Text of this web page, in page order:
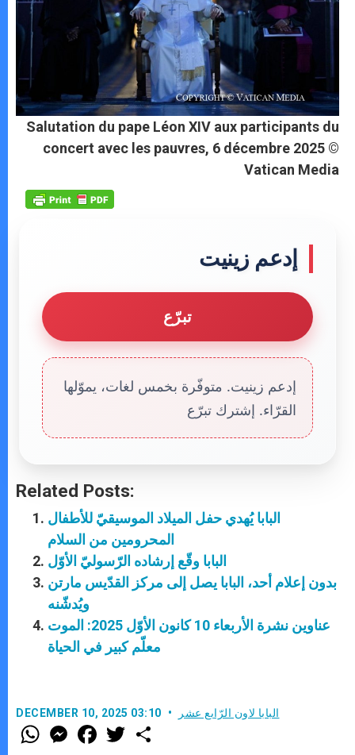
Salutation du pape Léon XIV aux participants du
concert avec les pauvres, 6 décembre 2025 ©
Vatican Media
إدعم زينيت
تبرّع
إدعم زينيت. متوفّرة بخمس لغات، يموّلها
القرّاء. إشترك تبرّع
Related Posts:
البابا يُهدي حفل الميلاد الموسيقيّ للأطفال
المحرومين من السلام
البابا وقّع إرشاده الرّسوليّ الأوّل
بدون إعلام أحد، البابا يصل إلى مركز القدّيس مارتن
ويُدشّنه
عناوين نشرة الأربعاء 10 كانون الأوّل 2025: الموت
معلّم كبير في الحياة
DECEMBER 10, 2025 03:10 البابا لاون الرّابع عشر
W
h
M
e
F
a w